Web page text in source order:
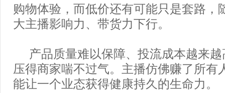
购物体验，而低价还有可能只是套路，
大主播影响力、带货力下行。
产品质量难以保障、投流成本越来
压得商家喘不过气。主播仿佛赚了所有
能让一个业态获得健康持久的生命力。